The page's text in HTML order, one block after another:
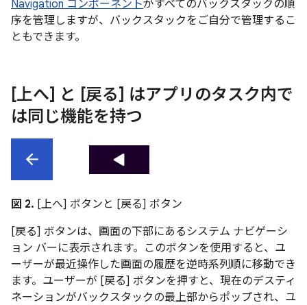
Navigation コンポーネントがすべてのバックスタックの順
序を管理しますが、バックスタックをご自分で管理するこ
ともできます。
[上へ] と [戻る] はアプリのタスク内で
は同じ機能を持つ
図 2. [上へ] ボタンと [戻る] ボタン
[戻る] ボタンは、画面の下部にあるシステム ナビゲーシ
ョン バーに表示されます。このボタンを使用すると、ユ
ーザーが最近操作した画面の履歴を逆時系列順に移動でき
ます。ユーザーが [戻る] ボタンを押すと、現在のデスティ
ネーションがバックスタックの最上部からポップされ、ユ